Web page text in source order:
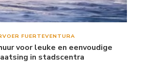
FUERTEVENTURA
voor leuke en eenvoudige
in stadscentra